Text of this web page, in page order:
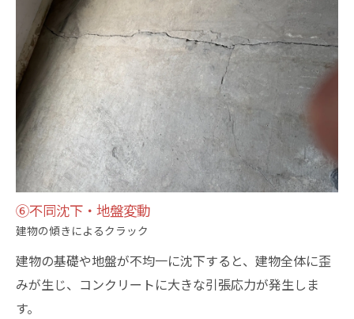
⑥不同沈下・地盤変動
建物の傾きによるクラック
建物の基礎や地盤が不均一に沈下すると、建物全体に歪
みが生じ、コンクリートに大きな引張応力が発生しま
す。